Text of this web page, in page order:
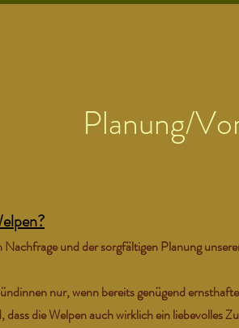
Planung/
und der sorgfältigen Planung
nur, wenn bereits genügend
dass die Welpen auch wirklich ein liebevolles